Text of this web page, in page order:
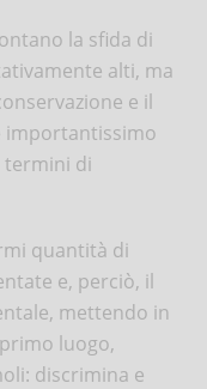
la sfida di
alti, ma
e il
importantissimo
termini di
quantità di
e, perciò, il
mettendo in
luogo,
discrimina e